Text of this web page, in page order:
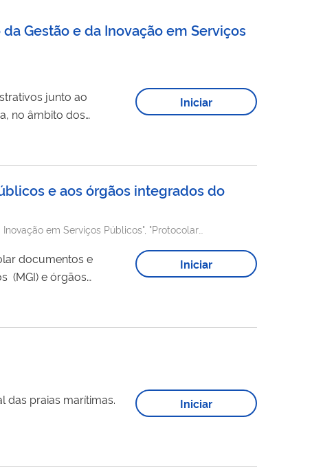
Gestão e da Inovação em Serviços
junto ao
Iniciar
e aos órgãos integrados do
em Serviços Públicos", "Protocolar
documentos e
(MGI) e órgãos
o envio de
Iniciar
das praias marítimas.
Iniciar